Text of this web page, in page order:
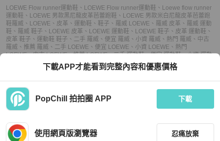
LOEWE Flow runner運動鞋 、 LOEWE Flow runner運動鞋 、 Loewe flow runner
運動鞋 、 LOEWE 男款黑尼龍皮革芭蕾跑鞋 、 LOEWE 男款米白尼龍皮革芭蕾跑
鞋羅威 、 LOEWE 、 皮革 、 運動鞋 、 鞋子 、 羅威 LOEWE 、 羅威 皮革 、 羅威 運動
鞋 、 羅威 鞋子 、 LOEWE 皮革 、 LOEWE 運動鞋 、 LOEWE 鞋子 、 皮革 運動鞋 、
皮革 鞋子 、 運動鞋 鞋子 、 二手 羅威 、 便宜 羅威 、 小資 羅威 、 熱門 羅威 、 中古
羅威 、 推薦 羅威 、 二手 LOEWE 、 便宜 LOEWE 、 小資 LOEWE 、 熱門
LOEWE、中古 LOEWE、推薦 LOEWE、二手 運動鞋、便宜 運動鞋、小資 運動
熱門 運動鞋、中古 運動鞋、推薦 運動鞋 、 二手 鞋子、便宜 鞋子
、 中古 鞋子 、推薦 鞋子
下載APP才能看到完整內容和優惠價格
PopChill 拍拍圈 APP 下載
使用網頁版瀏覽器 忍痛放棄